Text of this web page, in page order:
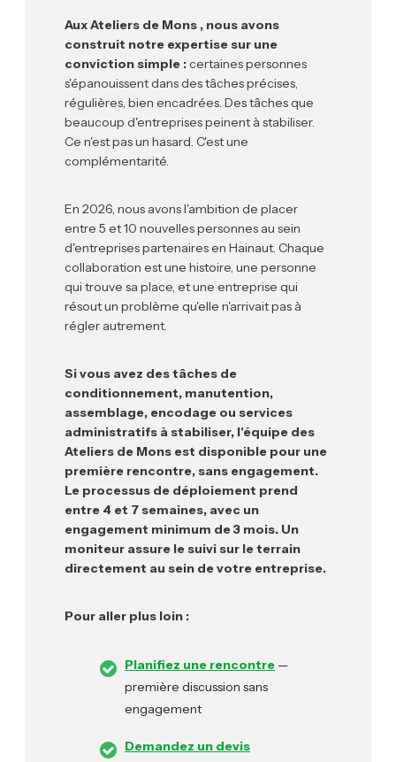
Aux Ateliers de Mons , nous avons
construit notre expertise sur une
conviction simple : certaines personnes
s'épanouissent dans des tâches précises,
régulières, bien encadrées. Des tâches que
beaucoup d'entreprises peinent à stabiliser.
Ce n'est pas un hasard. C'est une
complémentarité.
En 2026, nous avons l'ambition de placer
entre 5 et 10 nouvelles personnes au sein
d'entreprises partenaires en Hainaut. Chaque
collaboration est une histoire, une personne
qui trouve sa place, et une entreprise qui
résout un problème qu'elle n'arrivait pas à
régler autrement.
Si vous avez des tâches de
conditionnement, manutention,
assemblage, encodage ou services
administratifs à stabiliser, l'équipe des
Ateliers de Mons est disponible pour une
première rencontre, sans engagement.
Le processus de déploiement prend
entre 4 et 7 semaines, avec un
engagement minimum de 3 mois. Un
moniteur assure le suivi sur le terrain
directement au sein de votre entreprise.
Pour aller plus loin :
Planifiez une rencontre —
première discussion sans
engagement
Demandez un devis